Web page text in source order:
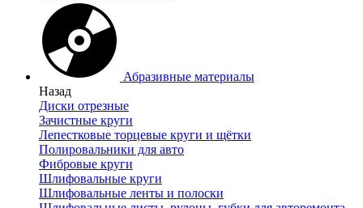
Абразивные материалы
Назад
Диски отрезные
Зачистные круги
Лепестковые торцевые круги и щётки
Полировальники для авто
Фибровые круги
Шлифовальные круги
Шлифовальные ленты и полоски